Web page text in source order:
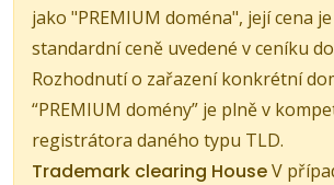
jako "PREMIUM doména", její cena
standardní ceně uvedené v ceníku
Rozhodnutí o zařazení konkrétní
“PREMIUM domény” je plně v
registrátora daného typu TLD.
Trademark clearing HouseV